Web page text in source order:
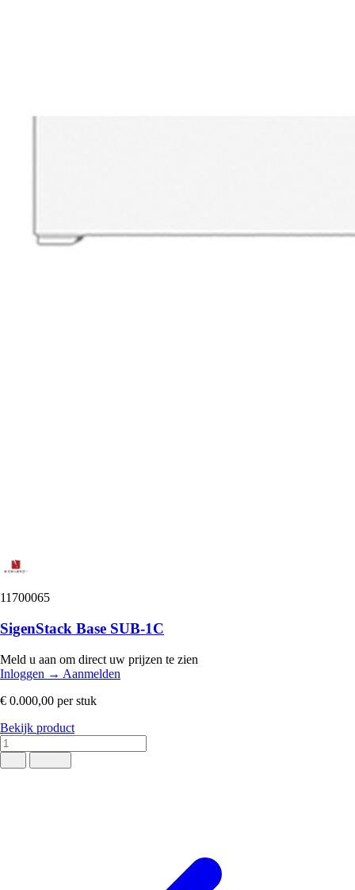
11700065
SigenStack Base SUB-1C
Meld u aan om direct uw prijzen te zien
Inloggen → Aanmelden
€ 0.000,00 per stuk
Bekijk product